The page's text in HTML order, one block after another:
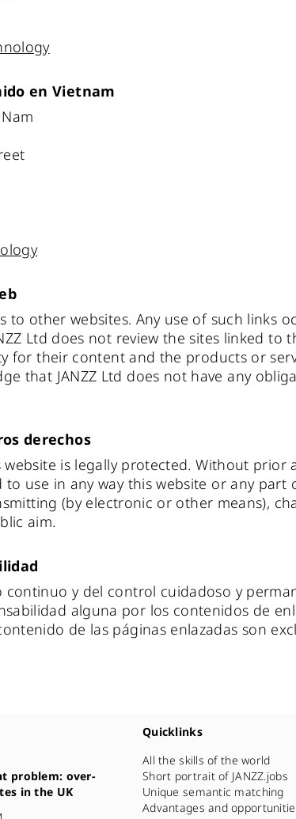
en Vietnam
to other websites. Any use of such links
Ltd does not review the sites linked to
for their content and the products or
that JANZZ Ltd does not have any
derechos
is legally protected. Without prior
use in any way this website or any part
(by electronic or other means),
aim.
continuo y del control cuidadoso y
alguna por los contenidos de
de las páginas enlazadas son
problem: over-
in the UK
Quicklinks
All the skills of the world
Short portrait of JANZZ.jobs
Unique semantic matching
Advantages and